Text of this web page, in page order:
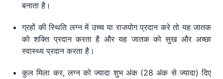
बनाता है।
ग्रहों की स्थिति लग्न में उच्च या राजयोग प्रदान करे तो यह जातक
को शक्ति प्रदान करता है और यह जातक को सुख और अच्छा
स्वास्थ्य प्रदान करता है।
कुल मिला कर, लग्न को ज्यादा शुभ अंक (28 अंक से ज्यादा) दिए